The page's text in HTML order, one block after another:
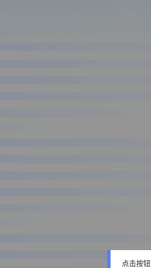
点击按